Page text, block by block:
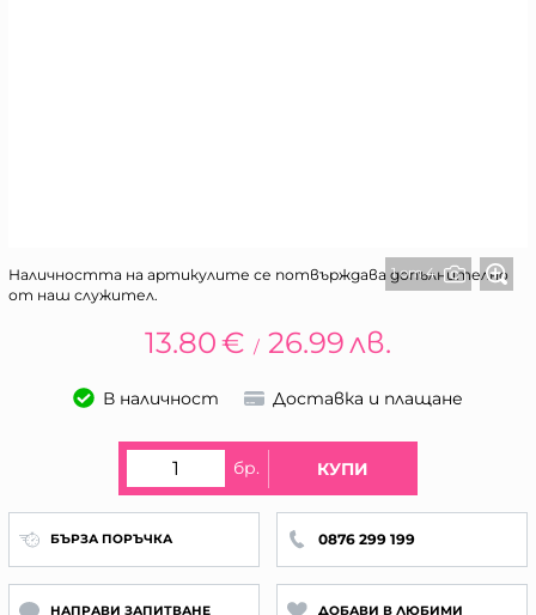
1 от 4
Наличността на артикулите се потвърждава допълнително
от наш служител.
13.80€ / 26.99лв.
В наличност Доставка и плащане
бр. КУПИ
БЪРЗА ПОРЪЧКА 0876 299 199
НАПРАВИ ЗАПИТВАНЕ ДОБАВИ В ЛЮБИМИ